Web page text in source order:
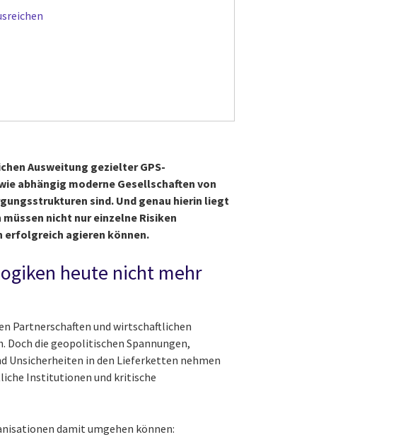
Ausweitung gezielter GPS-
abhängig moderne Gesellschaften von
sind. Und genau hierin liegt
nicht nur einzelne Risiken
erfolgreich agieren können.
heute nicht mehr
Partnerschaften und wirtschaftlichen
Doch die geopolitischen Spannungen,
Unsicherheiten in den Lieferketten nehmen
Institutionen und kritische
damit umgehen können: